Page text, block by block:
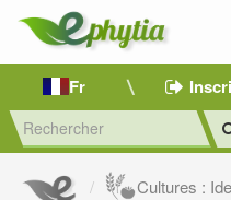
Fr
Cultures :